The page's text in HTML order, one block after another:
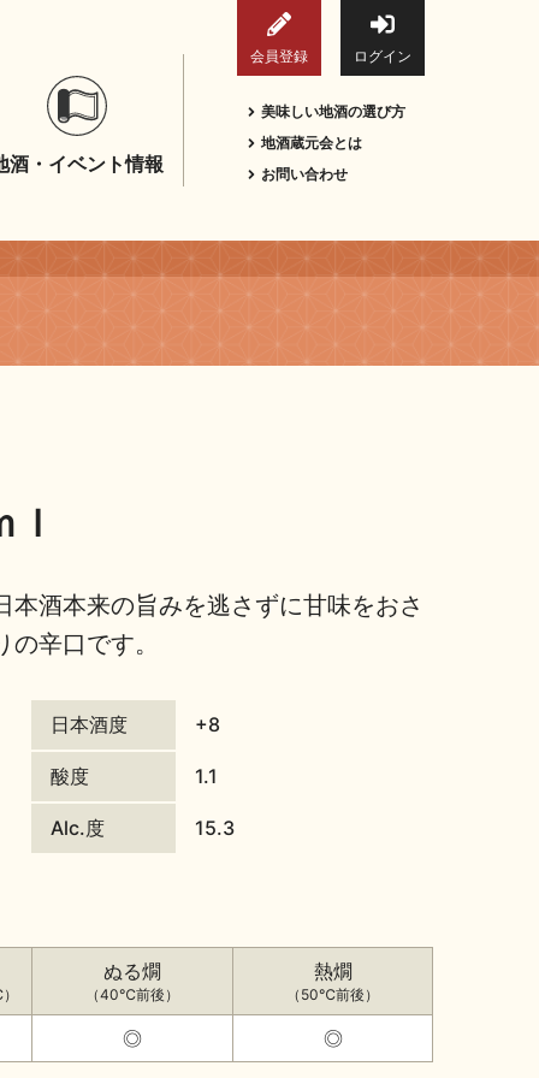
会員登録 ログイン
酒・イベント情報
美味しい地酒の選び方
地酒蔵元会とは
お問い合わせ
酒本来の旨みを逃さずに甘味をおさ
辛口です。
日本酒度 +8
酸度 1.1
Alc.度 15.3
ぬる燗
（40℃前後）
熱燗
（50℃前後）
◎ ◎